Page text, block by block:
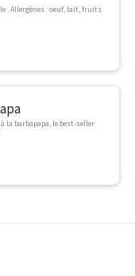
. Allergènes : oeuf, lait, fruits
la barbapapa, le best-seller